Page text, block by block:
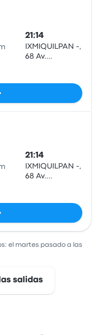
21:14
IXMIQUILPAN -,
68 Av.
21:14
IXMIQUILPAN -,
68 Av.
el martes pasado a las
salidas